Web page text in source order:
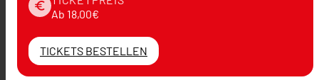
euro
Ab 18,00€
TICKETS BESTELLEN